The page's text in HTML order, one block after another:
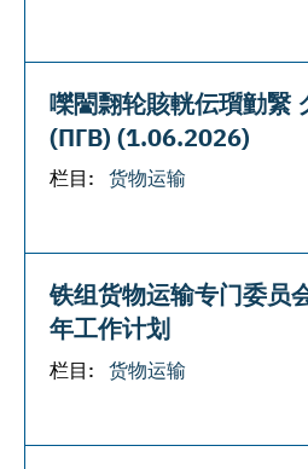
嚛闣翲轮賅輄伝瓆勭繄
(ПГВ) (1.06.2026)
栏目: 货物运输
铁组货物运输专门委员
年工作计划
栏目: 货物运输